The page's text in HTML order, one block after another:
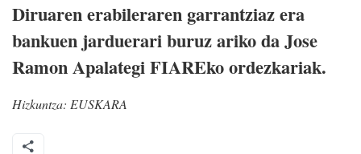
Diruaren erabileraren garrantziaz era
bankuen jarduerari buruz ariko da Jose
Ramon Apalategi FIAREko ordezkariak.
Hizkuntza: EUSKARA